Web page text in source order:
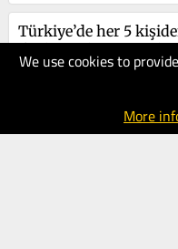
We use cookies to
More
Türkiye’de her 5
bir pandemi diyebiliriz